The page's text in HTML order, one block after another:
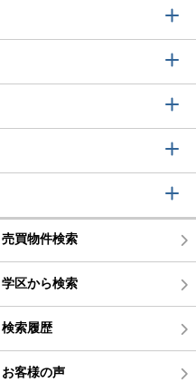
売買物件検索
学区から検索
検索履歴
お客様の声